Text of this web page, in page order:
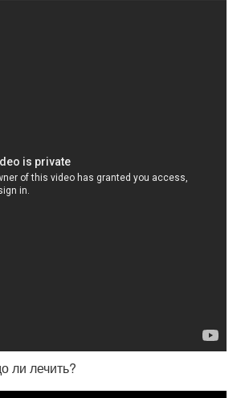
ли лечить?